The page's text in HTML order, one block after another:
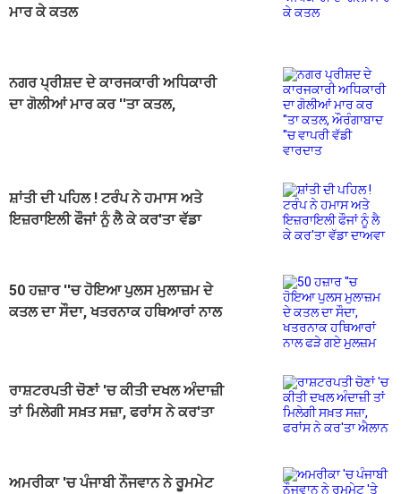
ਮਾਰ ਕੇ ਕਤਲ
ਨਗਰ ਪ੍ਰੀਸ਼ਦ ਦੇ ਕਾਰਜਕਾਰੀ ਅਧਿਕਾਰੀ
ਦਾ ਗੋਲੀਆਂ ਮਾਰ ਕਰ ''ਤਾ ਕਤਲ,
ਸ਼ਾਂਤੀ ਦੀ ਪਹਿਲ ! ਟਰੰਪ ਨੇ ਹਮਾਸ ਅਤੇ
ਇਜ਼ਰਾਇਲੀ ਫੌਜਾਂ ਨੂੰ ਲੈ ਕੇ ਕਰ'ਤਾ ਵੱਡਾ
50 ਹਜ਼ਾਰ ''ਚ ਹੋਇਆ ਪੁਲਸ ਮੁਲਾਜ਼ਮ ਦੇ
ਕਤਲ ਦਾ ਸੌਦਾ, ਖਤਰਨਾਕ ਹਥਿਆਰਾਂ ਨਾਲ
ਰਾਸ਼ਟਰਪਤੀ ਚੋਣਾਂ 'ਚ ਕੀਤੀ ਦਖਲ ਅੰਦਾਜ਼ੀ
ਤਾਂ ਮਿਲੇਗੀ ਸਖ਼ਤ ਸਜ਼ਾ, ਫਰਾਂਸ ਨੇ ਕਰ'ਤਾ
ਅਮਰੀਕਾ 'ਚ ਪੰਜਾਬੀ ਨੌਜਵਾਨ ਨੇ ਰੂਮਮੇਟ